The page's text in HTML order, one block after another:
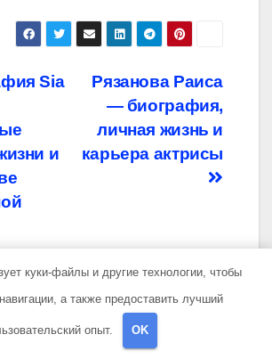
Рязанова Раиса
— биография,
личная жизнь и
карьера актрисы
Sia
и
Отtravelbox27_
куки-файлы и другие технологии, чтобы
а также предоставить лучший
опыт. OK